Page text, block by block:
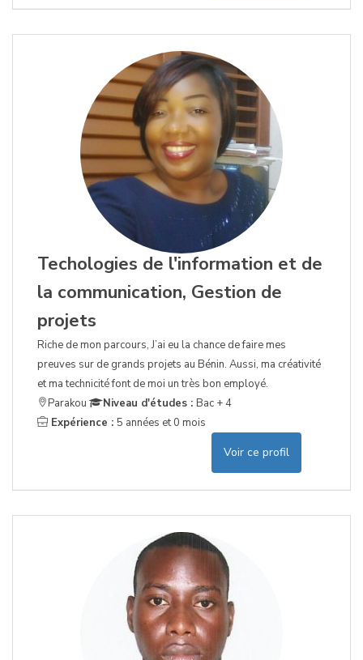
Techologies de l'information et de
la communication, Gestion de
projets
Riche de mon parcours, J’ai eu la chance de faire mes
preuves sur de grands projets au Bénin. Aussi, ma créativité
et ma technicité font de moi un très bon employé.
Parakou
Niveau d'études : Bac + 4
Expérience : 5 années et 0 mois
Voir ce profil